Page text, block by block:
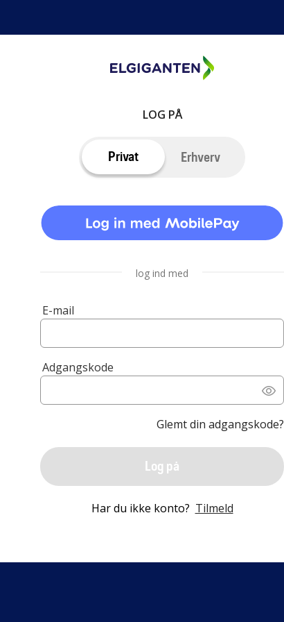
LOG PÅ
Privat Erhverv
log ind med
E-mail
Adgangskode
Glemt din adgangskode?
Log på
Har du ikke konto? Tilmeld